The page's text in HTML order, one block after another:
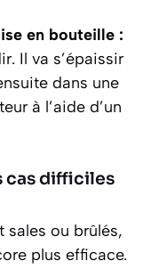
en bouteille :
Il va s’épaissir
dans une
à l’aide d’un
cas difficiles
sales ou brûlés,
plus efficace.